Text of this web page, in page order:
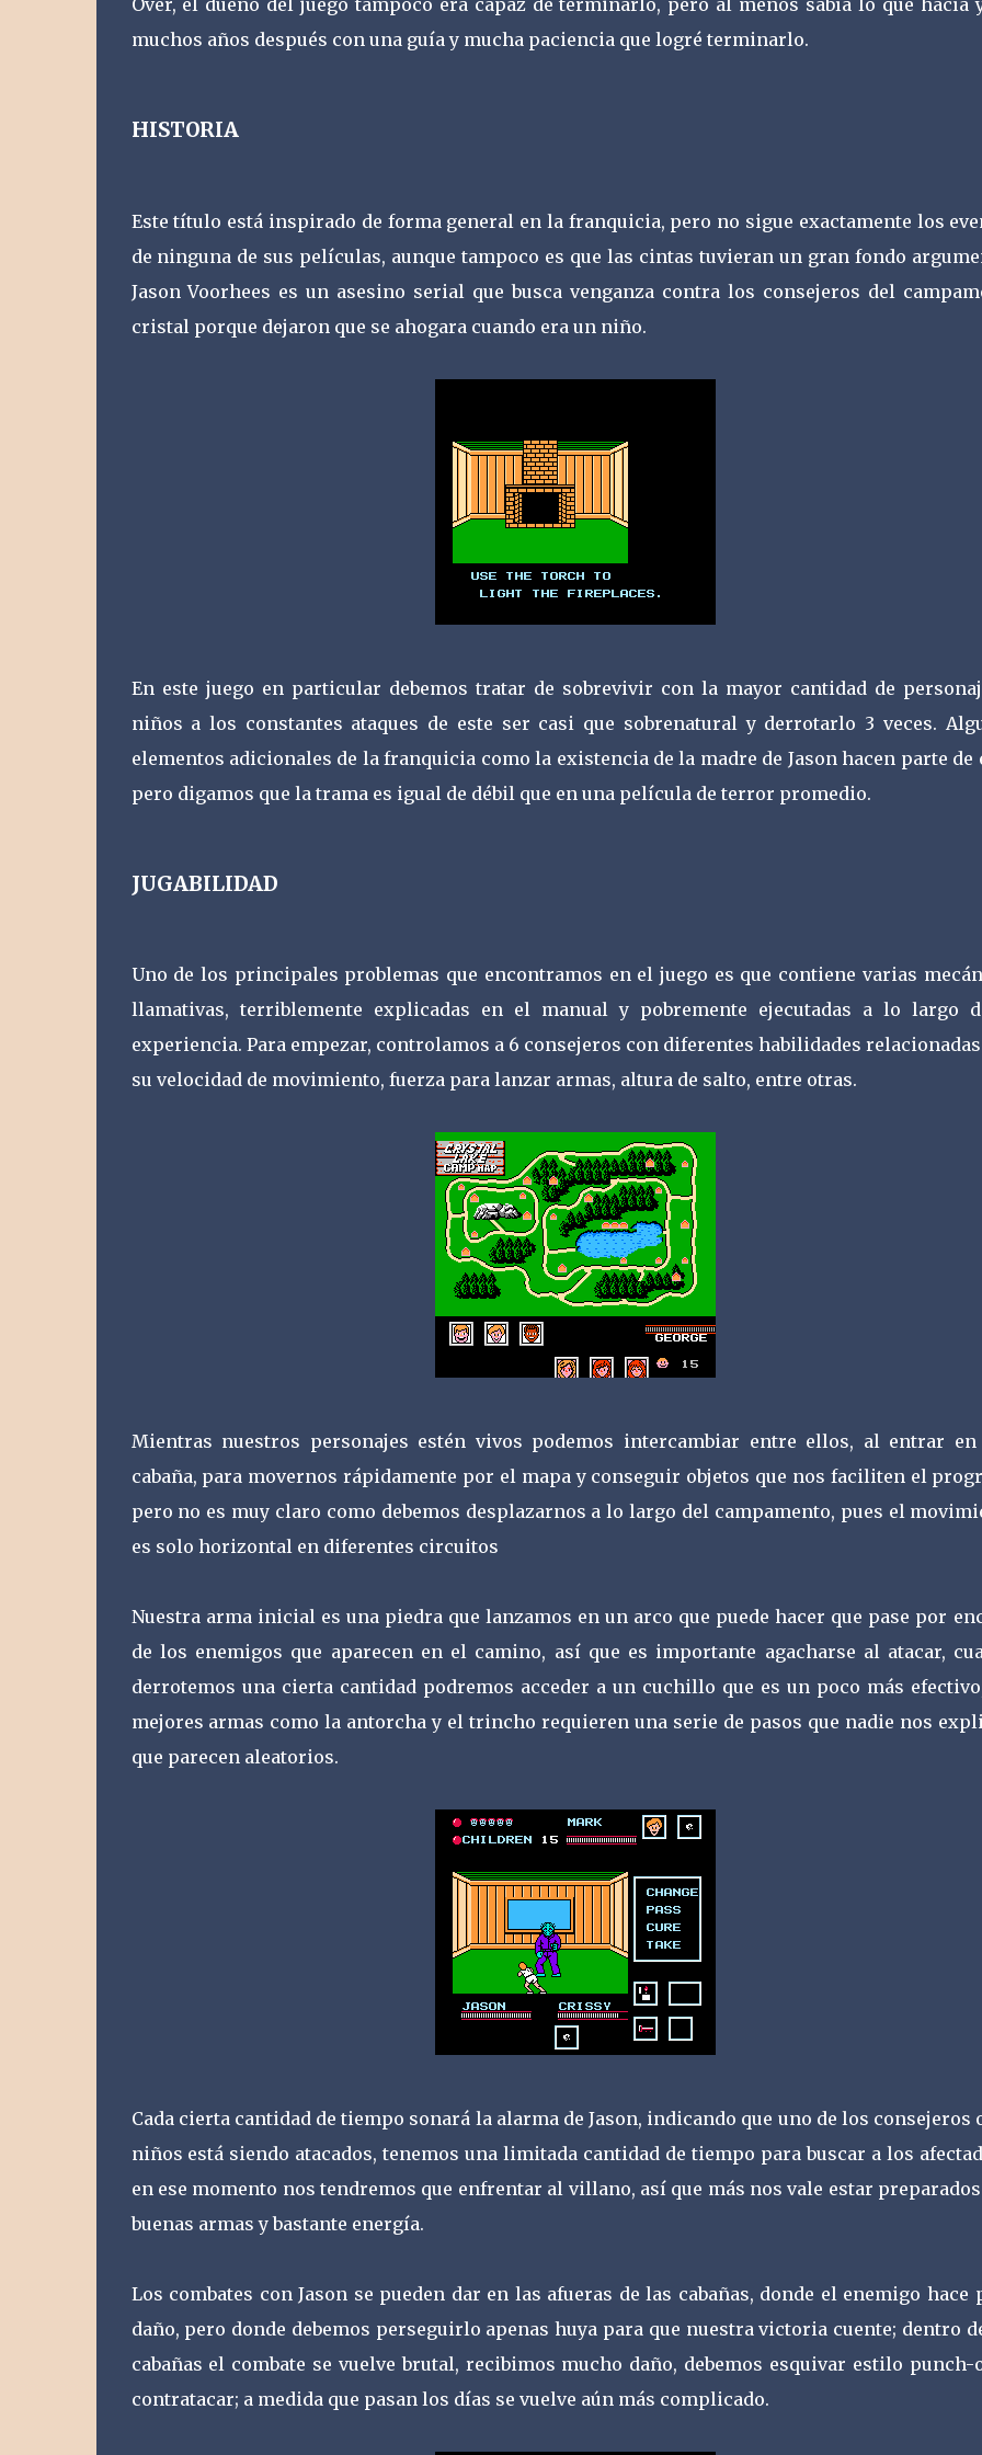
Over, el dueño del juego tampoco era capaz de terminarlo, pero al menos sabía lo que hacía
muchos años después con una guía y mucha paciencia que logré terminarlo.
HISTORIA
Este título está inspirado de forma general en la franquicia, pero no sigue exactamente los
de ninguna de sus películas, aunque tampoco es que las cintas tuvieran un gran fondo
Jason Voorhees es un asesino serial que busca venganza contra los consejeros del
cristal porque dejaron que se ahogara cuando era un niño.
En este juego en particular debemos tratar de sobrevivir con la mayor cantidad de
niños a los constantes ataques de este ser casi que sobrenatural y derrotarlo 3 veces.
elementos adicionales de la franquicia como la existencia de la madre de Jason hacen parte de
pero digamos que la trama es igual de débil que en una película de terror promedio.
JUGABILIDAD
Uno de los principales problemas que encontramos en el juego es que contiene varias
llamativas, terriblemente explicadas en el manual y pobremente ejecutadas a lo largo
experiencia. Para empezar, controlamos a 6 consejeros con diferentes habilidades
su velocidad de movimiento, fuerza para lanzar armas, altura de salto, entre otras.
Mientras nuestros personajes estén vivos podemos intercambiar entre ellos, al entrar en
cabaña, para movernos rápidamente por el mapa y conseguir objetos que nos faciliten el
pero no es muy claro como debemos desplazarnos a lo largo del campamento, pues el
es solo horizontal en diferentes circuitos
Nuestra arma inicial es una piedra que lanzamos en un arco que puede hacer que pase por
de los enemigos que aparecen en el camino, así que es importante agacharse al atacar,
derrotemos una cierta cantidad podremos acceder a un cuchillo que es un poco más
mejores armas como la antorcha y el trincho requieren una serie de pasos que nadie nos
que parecen aleatorios.
Cada cierta cantidad de tiempo sonará la alarma de Jason, indicando que uno de los consejeros
niños está siendo atacados, tenemos una limitada cantidad de tiempo para buscar a los
en ese momento nos tendremos que enfrentar al villano, así que más nos vale estar
buenas armas y bastante energía.
Los combates con Jason se pueden dar en las afueras de las cabañas, donde el enemigo hace
daño, pero donde debemos perseguirlo apenas huya para que nuestra victoria cuente; dentro
cabañas el combate se vuelve brutal, recibimos mucho daño, debemos esquivar estilo punch-
contratacar; a medida que pasan los días se vuelve aún más complicado.